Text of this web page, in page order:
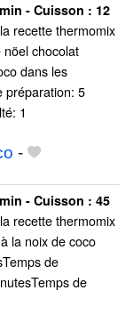
- Cuisson : 12
recette thermomix
chocolat
dans les
préparation: 5
1
-
- Cuisson : 45
recette thermomix
la noix de coco
de
de